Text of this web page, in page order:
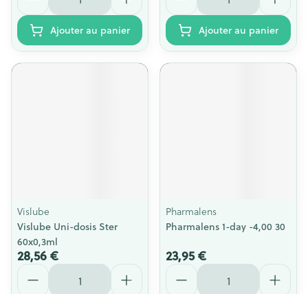
Ajouter au panier Ajouter au panier
Vislube
Vislube Uni-dosis Ster
60x0,3ml
28,56 €
Quantité
Pharmalens
Pharmalens 1-day -4,00 30
23,95 €
Quantité